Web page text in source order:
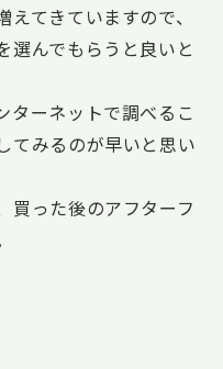
てきていますので、
選んでもらうと良いと
ターネットで調べるこ
てみるのが早いと思い
買った後のアフターフ